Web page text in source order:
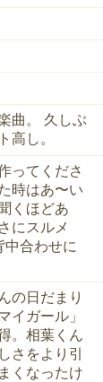
曲。 久しぶ
高し。
ってくださ
時はあ〜い
くほどあ
にスルメ
中合わせに
の日だまり
イガール」
。相葉くん
さをより引
くなったけ